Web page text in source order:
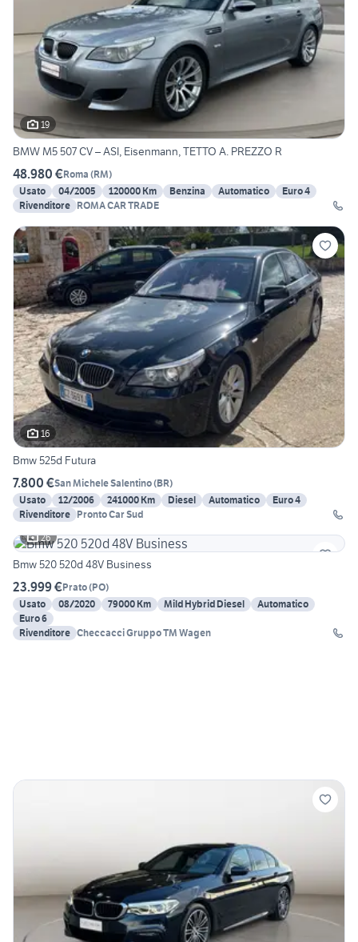
19
BMW M5 507 CV – ASI, Eisenmann, TETTO A. PREZZO R
48.980 €Roma (RM)
Usato
04/2005 120000 Km Benzina Automatico
Euro 4
Rivenditore ROMA CAR TRADE
16
Bmw 525d Futura
7.800 €San Michele Salentino(BR)
Usato
12/2006 241000 Km Diesel Automatico
Euro 4
Rivenditore Pronto Car Sud
26
Bmw 520 520d 48V Business
23.999 €Prato(PO)
Usato
08/2020 79000 Km Mild Hybrid Diesel
Automatico
Euro 6
Rivenditore Checcacci Gruppo TM Wagen